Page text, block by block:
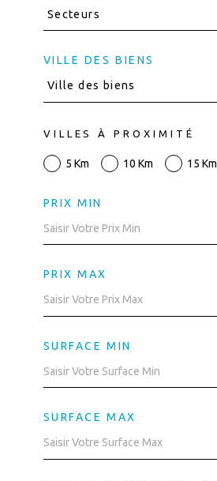
Secteurs
VILLE DES BIENS
Ville des biens
VILLES À PROXIMITÉ
5 Km 10 Km 15 Km
PRIX MIN
PRIX MAX
SURFACE MIN
SURFACE MAX